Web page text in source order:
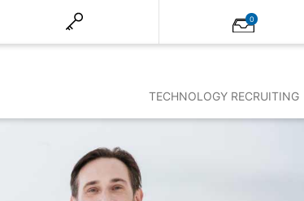
0
TECHNOLOGY RECRUITING